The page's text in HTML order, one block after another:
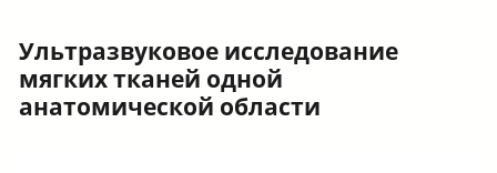
Ультразвуковое исследование
мягких тканей одной
анатомической области